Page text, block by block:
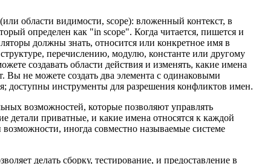
области видимости, scope): вложенный контекст, в
определен как "in scope". Когда читается, пишется и
должны знать, относится или конкретное имя в
перечислению, модулю, константе или другому
создавать области действия и изменять, какие имена
Вы не можете создать два элемента с одинаковыми
доступны инструменты для разрешения конфликтов имен.
возможностей, которые позволяют управлять
детали приватные, и какие имена относятся к каждой
иногда совместно называемые системе
делать сборку, тестирование, и предоставление в